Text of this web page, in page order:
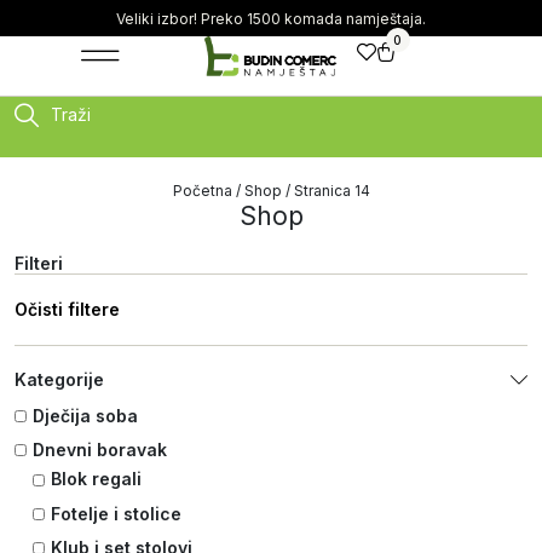
Veliki izbor! Preko 1500 komada namještaja.
0
Traži
Početna / Shop / Stranica 14
Shop
Filteri
Očisti filtere
Kategorije
Dječija soba
Dnevni boravak
Blok regali
Fotelje i stolice
Klub i set stolovi